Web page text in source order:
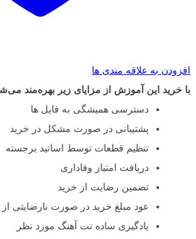
افزودن به علاقه مندی ها
با خرید این آموزش از مزایای زیر بهره‌مند
دسترسی همیشگی به فایل ها
پشتیبانی در صورت مشکل در خرید
تنظیم قطعات توسط اساتید برجسته
دریافت امتیاز وفاداری
تضمین رضایت از خرید
عود مبلغ خرید در صورت نارضایتی
یادگیری ساده نت آهنگ مورد نظر